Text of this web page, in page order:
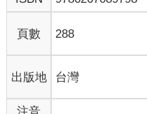
人物（半人馬、人面獅身等
特的世界。大致是寶可夢（
the Rings）的合體。
傑德．麥卡勒布在2009年首
有意購入比特幣，卻發現購
《魔風》卡牌交易的平臺已
改造成比特幣交易平臺。簡
頁數 288
出版地 台灣